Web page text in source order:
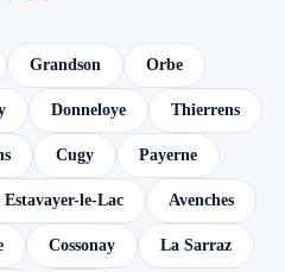
Grandson Orbe
Donneloye Thierrens
Cugy Payerne
Estavayer-le-Lac Avenches
Cossonay La Sarraz